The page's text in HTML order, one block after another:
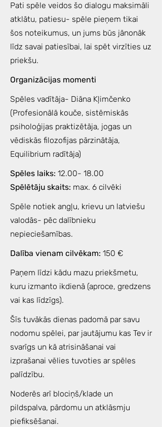
Pati spēle veidos šo dialogu maksimāli
atklātu, patiesu- spēle pieņem tikai
šos noteikumus, un jums būs jānonāk
līdz savai patiesībai, lai spēt virzīties uz
priekšu.
Organizācijas momenti
Spēles vadītāja- Diāna Kļimčenko
(Profesionālā kouče, sistēmiskās
psiholoģijas praktizētāja, jogas un
vēdiskās filozofijas pārzinātāja,
Equilibrium radītāja)
Spēles laiks: 12.00- 18.00
Spēlētāju skaits: max. 6 cilvēki
Spēle notiek angļu, krievu un latviešu
valodās- pēc dalībnieku
nepieciešamības.
Dalība vienam cilvēkam: 150 €
Paņem līdzi kādu mazu priekšmetu,
kuru izmanto ikdienā (aproce, gredzens
vai kas līdzīgs).
Šīs tuvākās dienas padomā par savu
nodomu spēlei, par jautājumu kas Tev ir
svarīgs un kā atrisināšanai vai
izprašanai vēlies tuvoties ar spēles
palīdzību.
Noderēs arī blociņš/klade un
pildspalva, pārdomu un atklāsmju
piefiksēšanai.